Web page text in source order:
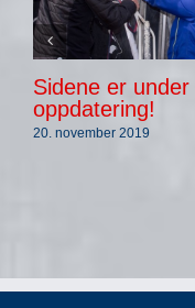
Sidene er under
oppdatering!
20. november 2019